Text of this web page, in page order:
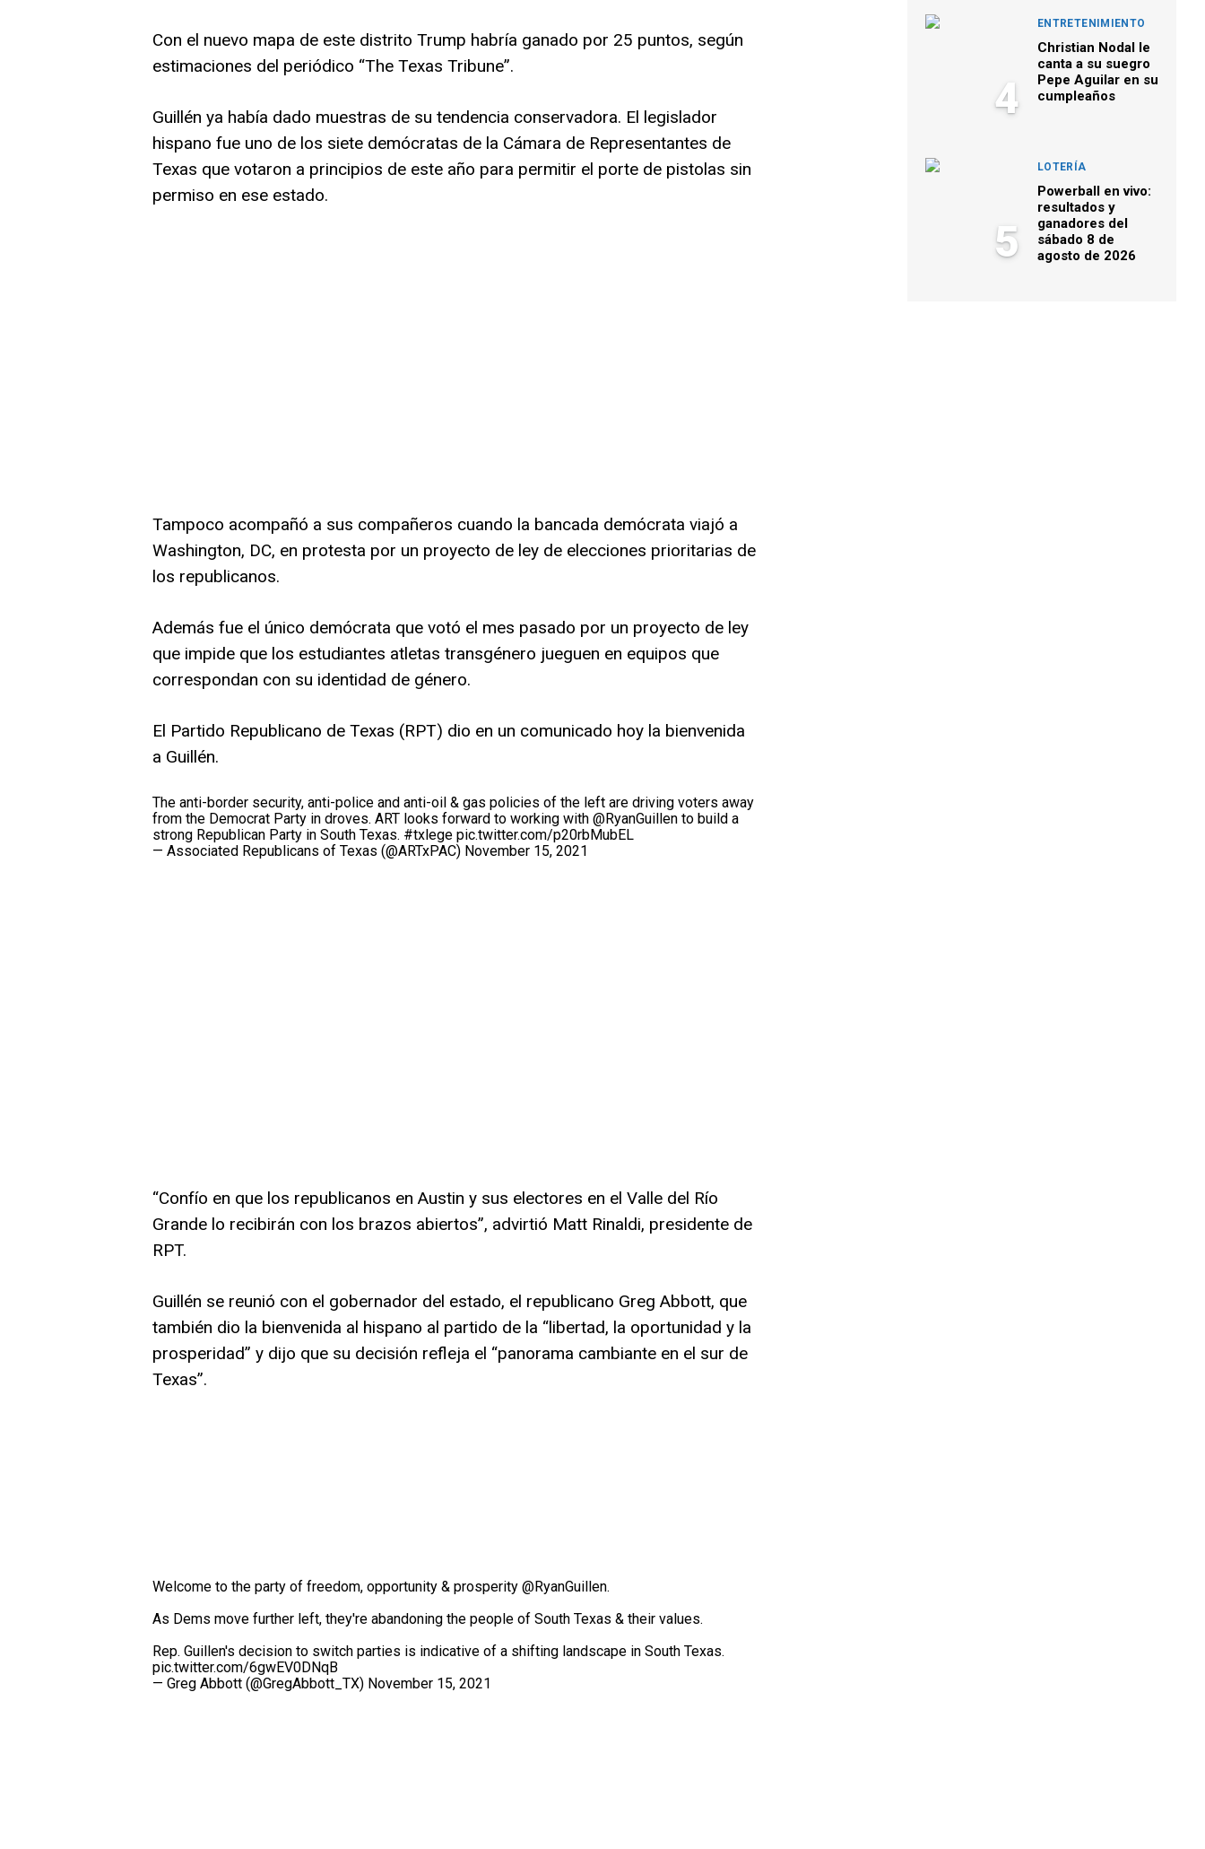
Con el nuevo mapa de este distrito Trump habría ganado por 25 puntos, según
estimaciones del periódico “The Texas Tribune”.
Guillén ya había dado muestras de su tendencia conservadora. El legislador
hispano fue uno de los siete demócratas de la Cámara de Representantes de
Texas que votaron a principios de este año para permitir el porte de pistolas sin
permiso en ese estado.
Tampoco acompañó a sus compañeros cuando la bancada demócrata viajó a
Washington, DC, en protesta por un proyecto de ley de elecciones prioritarias de
los republicanos.
Además fue el único demócrata que votó el mes pasado por un proyecto de ley
que impide que los estudiantes atletas transgénero jueguen en equipos que
correspondan con su identidad de género.
El Partido Republicano de Texas (RPT) dio en un comunicado hoy la bienvenida
a Guillén.
The anti-border security, anti-police and anti-oil & gas policies of the left are driving voters away
from the Democrat Party in droves. ART looks forward to working with @RyanGuillento build a
strong Republican Party in South Texas. #txlege pic.twitter.com/p20rbMubEL
— Associated Republicans of Texas (@ARTxPAC) November 15, 2021
“Confío en que los republicanos en Austin y sus electores en el Valle del Río
Grande lo recibirán con los brazos abiertos”, advirtió Matt Rinaldi, presidente de
RPT.
Guillén se reunió con el gobernador del estado, el republicano Greg Abbott, que
también dio la bienvenida al hispano al partido de la “libertad, la oportunidad y la
prosperidad” y dijo que su decisión refleja el “panorama cambiante en el sur de
Texas”.
Welcome to the party of freedom, opportunity & prosperity @RyanGuillen.
As Dems move further left, they're abandoning the people of South Texas & their values.
Rep. Guillen's decision to switch parties is indicative of a shifting landscape in South Texas.
pic.twitter.com/6gwEV0DNqB
— Greg Abbott (@GregAbbott_TX) November 15, 2021
4
ENTRETENIMIENTO
Christian Nodal le
canta a su suegro
Pepe Aguilar en su
cumpleaños
5
LOTERÍA
Powerball en vivo:
resultados y
ganadores del
sábado 8 de
agosto de 2026